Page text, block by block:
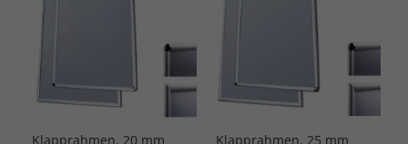
Klapprahmen, 20 mm Klapprahmen, 25 mm